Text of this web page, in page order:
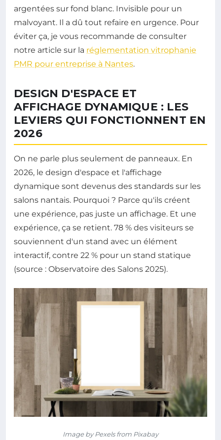
argentées sur fond blanc. Invisible pour un
malvoyant. Il a dû tout refaire en urgence. Pour
éviter ça, je vous recommande de consulter
notre article sur la réglementation vitrophanie
PMR pour entreprise à Nantes.
DESIGN D'ESPACE ET
AFFICHAGE DYNAMIQUE : LES
LEVIERS QUI FONCTIONNENT EN
2026
On ne parle plus seulement de panneaux. En
2026, le design d'espace et l'affichage
dynamique sont devenus des standards sur les
salons nantais. Pourquoi ? Parce qu'ils créent
une expérience, pas juste un affichage. Et une
expérience, ça se retient. 78 % des visiteurs se
souviennent d'un stand avec un élément
interactif, contre 22 % pour un stand statique
(source : Observatoire des Salons 2025).
Image by Pexels from Pixabay